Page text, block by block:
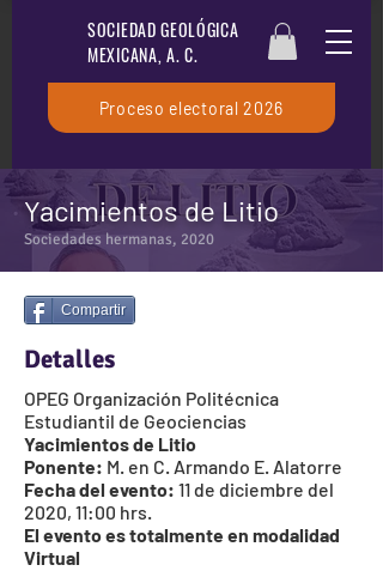
SOCIEDAD GEOLÓGICA
MEXICANA, A. C.
Proceso electoral 2026
Yacimientos de Litio
Sociedades hermanas, 2020
Compartir
Detalles
OPEG Organización Politécnica
Estudiantil de Geociencias
Yacimientos de Litio
Ponente: M. en C. Armando E. Alatorre
Fecha del evento: 11 de diciembre del
2020, 11:00 hrs.
El evento es totalmente en modalidad
Virtual